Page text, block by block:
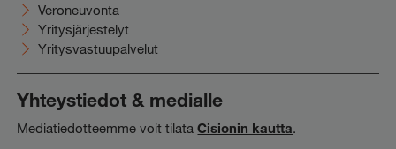
Veroneuvonta
Yritysjärjestelyt
Yritysvastuupalvelut
Yhteystiedot & medialle
Mediatiedotteemme voit tilataCisionin kautta.